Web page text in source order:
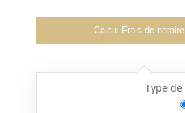
Calcul Frais de notaire